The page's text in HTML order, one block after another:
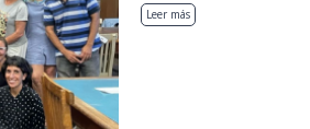
Leer más